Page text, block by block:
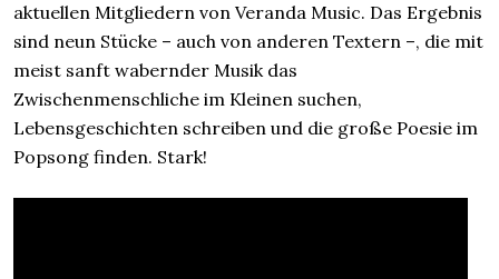
aktuellen Mitgliedern von Veranda Music. Das Ergebnis
sind neun Stücke – auch von anderen Textern –, die mit
meist sanft wabernder Musik das
Zwischenmenschliche im Kleinen suchen,
Lebensgeschichten schreiben und die große Poesie im
Popsong finden. Stark!